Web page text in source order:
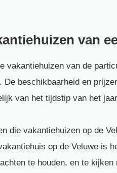
van
vakantiehuizen van de
De beschikbaarheid en
van het tijdstip van het
die vakantiehuizen op de
op de Veluwe is
te houden, en te